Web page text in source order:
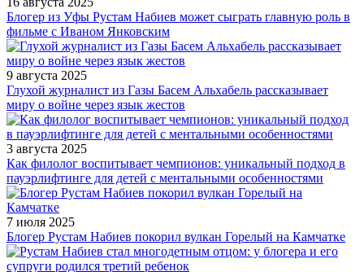
Блогер из Уфы Рустам Набиев может сыграть главную роль в
фильме с Иваном Янковским
9 августа 2025
Глухой журналист из Газы Басем Альхабель рассказывает
миру о войне через язык жестов
3 августа 2025
Как филолог воспитывает чемпионов: уникальный подход в
пауэрлифтинге для детей с ментальными особенностями
7 июля 2025
Блогер Рустам Набиев покорил вулкан Горелый на Камчатке